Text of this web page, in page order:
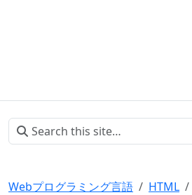
Webプログラミング言語 HTML